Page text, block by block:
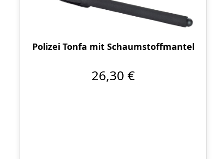
Polizei Tonfa mit Schaumstoffmantel
26,30 €